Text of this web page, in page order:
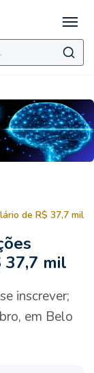
de R$ 37,7 mil
37,7 mil
inscrever;
em Belo